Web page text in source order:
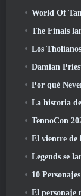
World Of Tanks
The Finals lanza
Los Tholianos
Damian Priest de la WWE se
Por qué
La historia de
TennoCon 2026
El vientre de
Legends se
10 Personajes que los
El personaje más